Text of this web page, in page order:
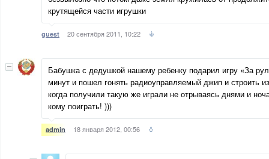
крутящейся части игрушки
guest 20 сентября 2011, 10:22
Бабушка с дедушкой нашему ребенку подарил игру «За
минут и пошел гонять радиоуправляемый джип и строить
когда получили такую же играли не отрываясь днями и
кому поиграть! )))
admin 18 января 2012, 00:56